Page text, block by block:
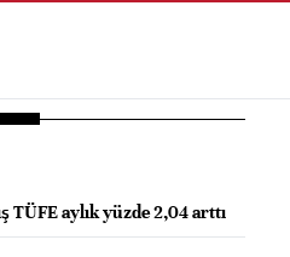
TÜFE aylık yüzde 2,04 arttı